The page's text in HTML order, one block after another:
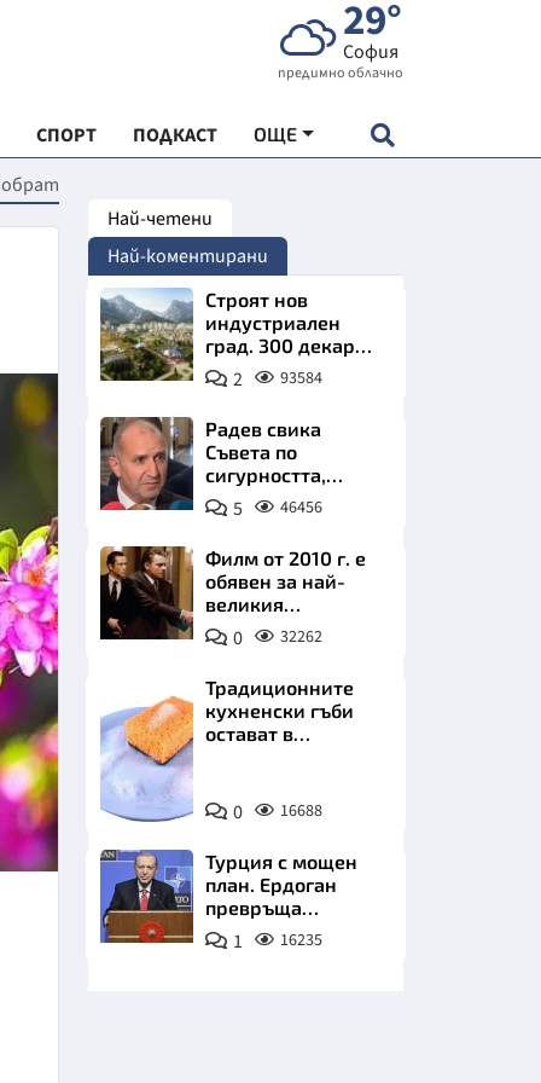
29°
София
предимно облачно
СПОРТ ПОДКАСТ ОЩЕ
"ЧУДЕСАТА НА БЪЛГАРИЯ"
ХРАНА
ИКОНОМИКА
обрат
Най-четени
Най-коментирани
Строят нов
индустриален
град. 300 декара
чакат златни
заводи
2 93584
Радев свика
Съвета по
сигурността,
следва ключово
изявление
5 46456
Филм от 2010 г. е
обявен за най-
великия
психологически
трилър в
0 32262
Снимка:
Пиксабей
Традиционните
кухненски гъби
остават в
0 16688
Турция с мощен
план. Ердоган
превръща
Джейхан в
петролно чудо
1 16235